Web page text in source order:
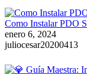
Como Instalar PDO
enero 6, 2024
juliocesar20200413